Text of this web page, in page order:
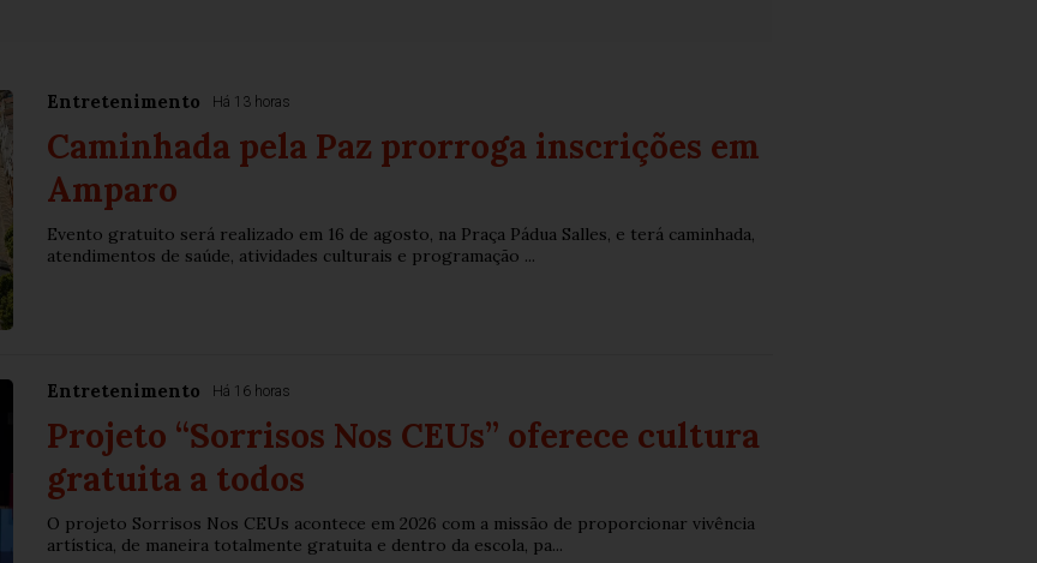
Entretenimento Há 13 horas
Caminhada pela Paz prorroga inscrições em
Amparo
Evento gratuito será realizado em 16 de agosto, na Praça Pádua Salles, e terá caminhada,
atendimentos de saúde, atividades culturais e programação ...
Entretenimento Há 16 horas
Projeto “Sorrisos Nos CEUs” oferece cultura
gratuita a todos
O projeto Sorrisos Nos CEUs acontece em 2026 com a missão de proporcionar vivência
artística, de maneira totalmente gratuita e dentro da escola, pa...